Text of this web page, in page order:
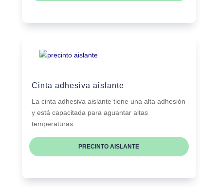
Cinta adhesiva aislante
La cinta adhesiva aislante tiene una alta adhesión
y está capacitada para aguantar altas
temperaturas.
PRECINTO AISLANTE